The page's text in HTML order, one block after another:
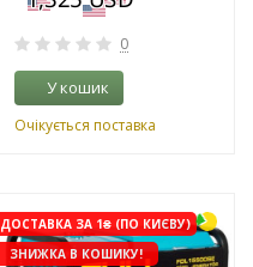
0
У кошик
Очікується поставка
ДОСТАВКА ЗА 1₴ (ПО КИЄВУ)
ЗНИЖКА В КОШИКУ!